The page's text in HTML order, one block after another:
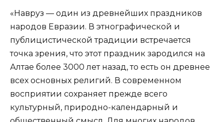
«Навруз — один из древнейших праздников
народов Евразии. В этнографической и
публицистической традиции встречается
точка зрения, что этот праздник зародился на
Алтае более 3000 лет назад, то есть он древнее
всех основных религий. В современном
восприятии сохраняет прежде всего
культурный, природно-календарный и